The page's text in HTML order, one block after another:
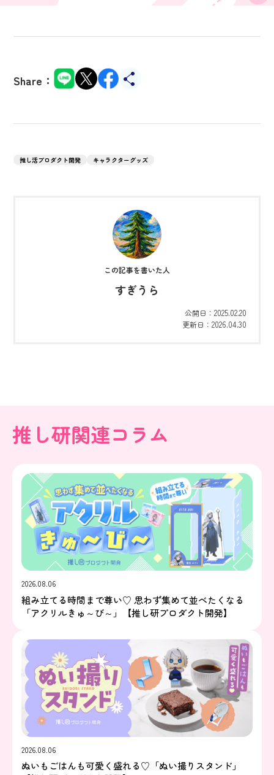
Share：
推し活プロダクト開発 キャラクターグッズ
すぎうら
公開日： 2025.02.20
更新日： 2026.04.30
推し研関連コラム
2026.08.06
組み立てる時間まで尊い♡ 思わず集めて並べたくなる
「アクリルきゅ～び～」【推し研プロダクト開発】
2026.08.06
ぬいもごはんも可愛く盛れる♡「ぬい撮りスタンド」